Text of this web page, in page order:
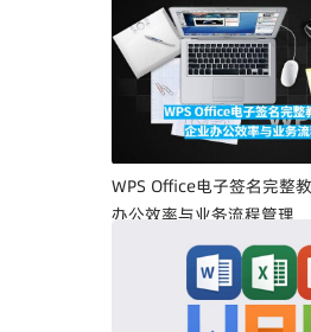
WPS Office电子签名完整
办公效率与业务流程管理